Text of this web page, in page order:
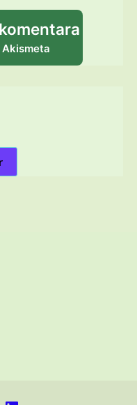
Akismeta